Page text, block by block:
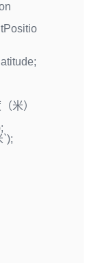
米）
`);